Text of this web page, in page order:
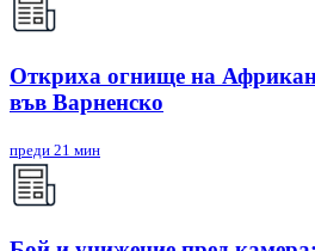
Откриха огнище на
във Варненско
преди 21 мин